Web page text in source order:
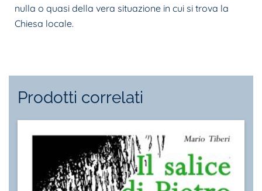
nulla o quasi della vera situazione in cui si trova la
Chiesa locale.
Prodotti correlati